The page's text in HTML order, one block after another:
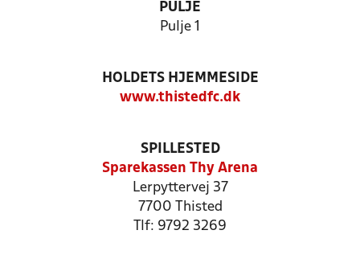
PULJE
Pulje 1
HOLDETS HJEMMESIDE
www.thistedfc.dk
SPILLESTED
Sparekassen Thy Arena
Lerpyttervej 37
7700 Thisted
Tlf: 9792 3269